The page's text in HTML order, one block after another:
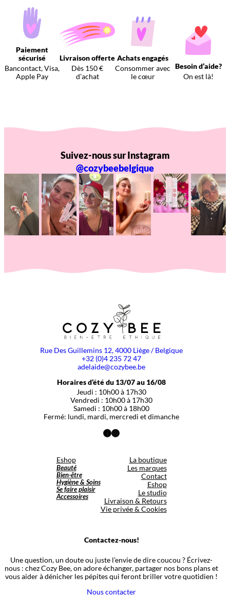
Paiement
sécurisé
Bancontact, Visa,
Apple Pay
Livraison offerte
Dès 150 €
d’achat
Achats engagés
Consommer avec
le cœur
Besoin d’aide?
On est là!
Suivez-nous sur Instagram
@cozybeebelgique
Rue Des Guillemins 12, 4000 Liège / Belgique
+32 (0)4 235 72 47
adelaide@cozybee.be
Horaires d’été du 13/07 au 16/08
Jeudi : 10h00 à 17h30
Vendredi : 10h00 à 17h30
Samedi : 10h00 à 18h00
Fermé: lundi, mardi, mercredi et dimanche
Facebook
Instagram
Eshop
Beauté
Bien-être
Hygiène & Soins
Se faire plaisir
Accessoires
La boutique
Les marques
Contact
Eshop
Le studio
Livraison & Retours
Vie privée & Cookies
Contactez-nous!
Une question, un doute ou juste l’envie de dire coucou ? Écrivez-
nous : chez Cozy Bee, on adore échanger, partager nos bons plans et
vous aider à dénicher les pépites qui feront briller votre quotidien !
Nous contacter